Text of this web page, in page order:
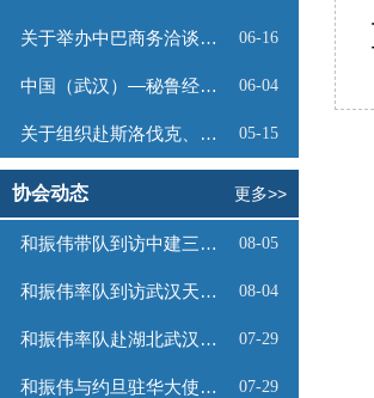
关于举办中巴商务洽谈会的通知 06-16
中国（武汉）—秘鲁经贸合作推介会邀请函 06-04
关于组织赴斯洛伐克、奥地利商务考察的函 05-15
协会动态 更多>>
和振伟带队到访中建三局数字工程有限公司 08-05
和振伟率队到访武汉天源集团 08-04
和振伟率队赴湖北武汉调研 07-29
和振伟与约旦驻华大使会谈 07-29